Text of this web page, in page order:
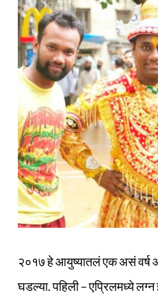
२०१७ हे आयुष्यातलं एक असं वर्ष आहे,
घडल्या. पहिली – एप्रिलमध्ये